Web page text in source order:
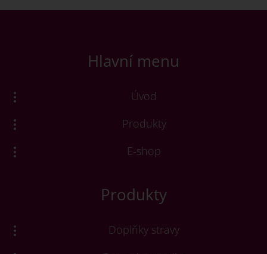
Hlavní menu
Úvod
Produkty
E-shop
Produkty
Doplňky stravy